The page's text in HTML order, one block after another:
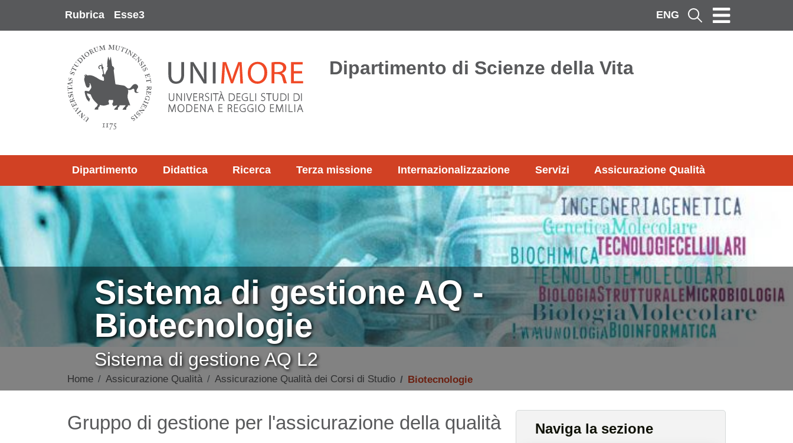
Rubrica Esse3 ENG Cerca
Dipartimento di Scienze della Vita
Dipartimento Didattica Ricerca Terza missione Internazionalizzazione Servizi
Assicurazione Qualità
Immagine
Sistema di gestione AQ -
Biotecnologie
Sistema di gestione AQ L2
Home Assicurazione Qualità Assicurazione Qualità dei Corsi di Studio Biotecnologie
Contenuto
Gruppo di gestione per l'assicurazione della qualità Naviga la sezione